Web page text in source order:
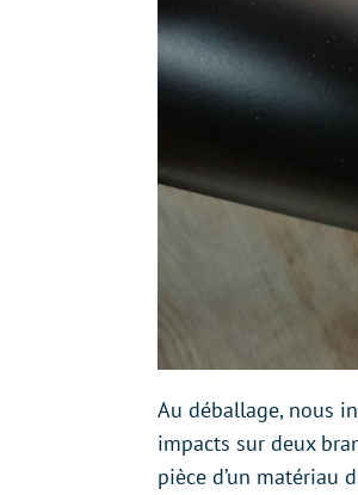
Au déballage, nous
impacts sur deux
pièce d’un matériau